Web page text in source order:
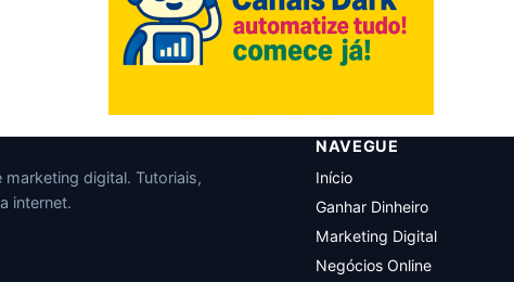
digital. Tutoriais,
internet.
NAVEGUE
Início
Ganhar Dinheiro
Marketing Digital
Negócios Online